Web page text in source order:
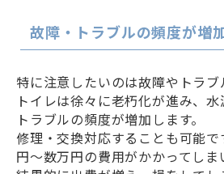
故障・トラブルの頻度が増
特に注意したいのは故障やトラブ
トイレは徐々に老朽化が進み、
トラブルの頻度が増加します。
修理・交換対応することも可能
円〜数万円の費用がかかってしま